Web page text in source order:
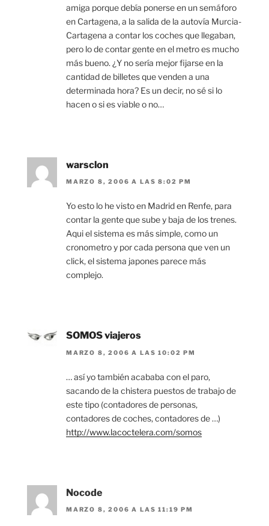
amiga porque debía ponerse en un semáforo
en Cartagena, a la salida de la autovía Murcia-
Cartagena a contar los coches que llegaban,
pero lo de contar gente en el metro es mucho
más bueno. ¿Y no sería mejor fijarse en la
cantidad de billetes que venden a una
determinada hora? Es un decir, no sé si lo
hacen o si es viable o no…
warsclon
MARZO 8, 2006 A LAS 8:02 PM
Yo esto lo he visto en Madrid en Renfe, para
contar la gente que sube y baja de los trenes.
Aqui el sistema es más simple, como un
cronometro y por cada persona que ven un
click, el sistema japones parece más
complejo.
SOMOS viajeros
MARZO 8, 2006 A LAS 10:02 PM
… así yo también acababa con el paro,
sacando de la chistera puestos de trabajo de
este tipo (contadores de personas,
contadores de coches, contadores de …)
http://www.lacoctelera.com/somos
Nocode
MARZO 8, 2006 A LAS 11:19 PM